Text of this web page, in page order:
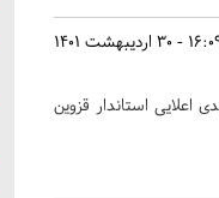
- 30 اردیبهشت 1401
استاندار قزوین